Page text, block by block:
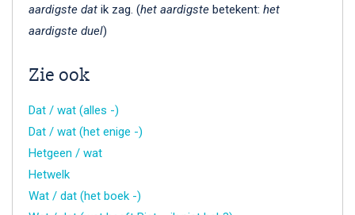
aardigste dat ik zag. (het aardigste betekent: het
aardigste duel)
Zie ook
Dat / wat (alles -)
Dat / wat (het enige -)
Hetgeen / wat
Hetwelk
Wat / dat (het boek -)